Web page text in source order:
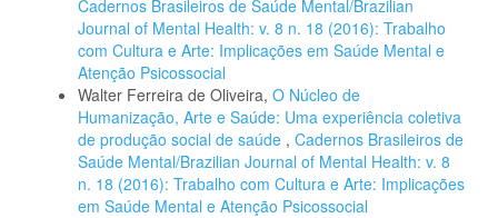
Cadernos Brasileiros de Saúde Mental/Brazilian
Journal of Mental Health: v. 8 n. 18 (2016): Trabalho
com Cultura e Arte: Implicações em Saúde Mental e
Atenção Psicossocial
Walter Ferreira de Oliveira, O Núcleo de
Humanização, Arte e Saúde: Uma experiência coletiva
de produção social de saúde , Cadernos Brasileiros de
Saúde Mental/Brazilian Journal of Mental Health: v. 8
n. 18 (2016): Trabalho com Cultura e Arte: Implicações
em Saúde Mental e Atenção Psicossocial